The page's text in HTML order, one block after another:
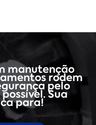
manutenção
rodem
pelo
Sua
para!